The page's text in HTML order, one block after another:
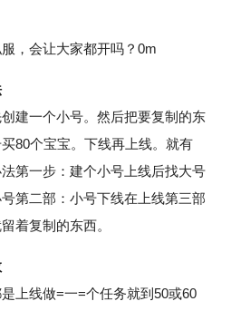
会让大家都开吗？0m
一个小号。然后把要复制的东
80个宝宝。下线再上线。就有
第一步：建个小号上线后找大号
第二部：小号下线在上线第三部
着复制的东西。
线做=一=个任务就到50或60